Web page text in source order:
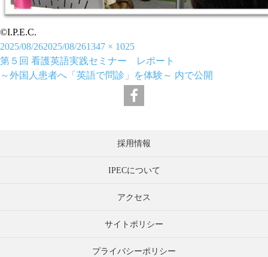
©I.P.E.C.
投
稿
日:
2025/08/262025/08/26フ
ル
サ
1347 × 1025
投
稿
第５回 看護英語実践セミナー レポート
～外国人患者へ「英語で問診」を体験～ 内で公開
採用情報
IPECについて
アクセス
サイトポリシー
プライバシーポリシー